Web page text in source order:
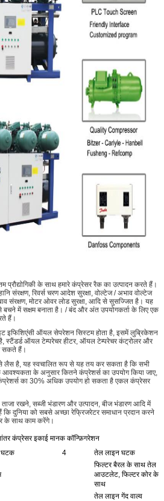
प्रौद्योगिकी के साथ हमारे कंप्रेसर रैक का उत्पादन करते हैं।
संरक्षण, रिवर्स चरण आदेश सुरक्षा, वोल्टेज / अभाव वोल्टेज
संरक्षण, मोटर ओवर लोड सुरक्षा, आदि से सुसज्जित है। यह
में सक्षम बनाता है। / बंद और अंत उपयोगकर्ता के लिए एक
हैं।
इफिशिएंसी ऑयल सेपरेशन सिस्टम होता है, इसमें लुब्रिकेशन
स्टैंडर्ड ऑयल टेम्परेचर हीटर, ऑयल टेम्परेचर कंट्रोलर और
सकते हैं।
लैस है, यह स्वचालित रूप से यह तय कर सकता है कि सभी
के अनुसार कितने कंप्रेशर्स का उपयोग किया जाए,
का 30% अधिक उपयोग हो सकता है एकल कंप्रेसर
रखने, सब्जी भंडारण और उत्पादन, बीज भंडारण आदि में
कि दुनिया को सबसे अच्छा रेफ्रिजरेटर समाधान प्रदान करने
के साथ काम करेंगे।
कंप्रेसर इकाई मानक कॉन्फ़िगरेशन
घटक 4 तेल लाइन घटक
फिल्टर बैरल के साथ तेल
आउटलेट, फिल्टर कोर के
साथ
तेल लाइन गेंद वाल्व